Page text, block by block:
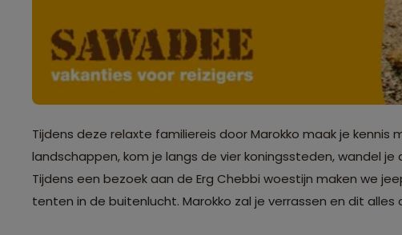
Tijdens deze relaxte familiereis door Marokko maak je
landschappen, kom je langs de vier koningssteden, wandel
Tijdens een bezoek aan de Erg Chebbi woestijn maken we
tenten in de buitenlucht. Marokko zal je verrassen en dit